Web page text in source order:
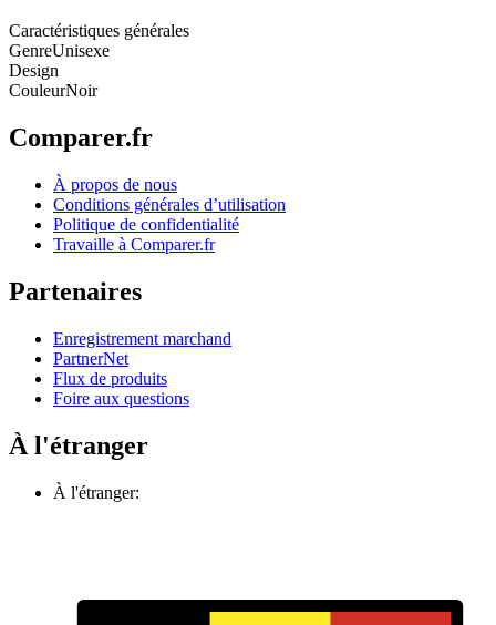
Caractéristiques générales
GenreUnisexe
Design
CouleurNoir
Comparer.fr
À propos de nous
Conditions générales d’utilisation
Politique de confidentialité
Travaille à Comparer.fr
Partenaires
Enregistrement marchand
PartnerNet
Flux de produits
Foire aux questions
À l'étranger
À l'étranger: